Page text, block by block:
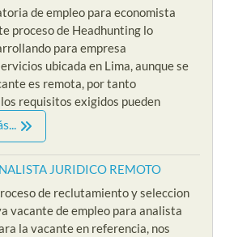
de empleo para economista
proceso de Headhunting lo
para empresa
ubicada en Lima, aunque se
es remota, por tanto
requisitos exigidos pueden
JURIDICO REMOTO
de reclutamiento y seleccion
vacante de empleo para analista
la vacante en referencia, nos